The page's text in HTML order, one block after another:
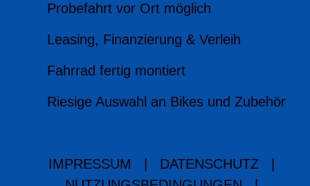
Probefahrt vor Ort möglich
Leasing, Finanzierung & Verleih
Fahrrad fertig montiert
Riesige Auswahl an Bikes und Zubehör
IMPRESSUM DATENSCHUTZ